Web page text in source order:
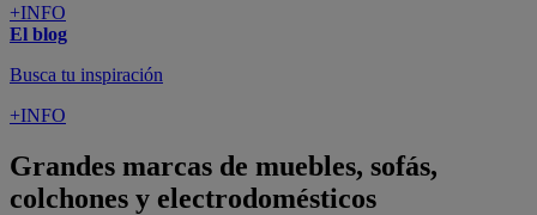
+INFO
El blog
Busca tu inspiración
+INFO
Grandes marcas de muebles, sofás,
colchones y electrodomésticos